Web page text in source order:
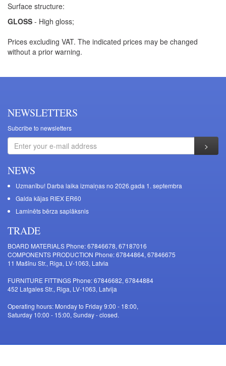
Surface structure:
GLOSS - High gloss;
Prices excluding VAT. The indicated prices may be changed
without a prior warning.
NEWSLETTERS
Subcribe to newsletters
NEWS
Uzmanību! Darba laika izmaiņas no 2026.gada 1. septembra
Galda kājas RIEX ER60
Laminēts bērza saplāksnis
TRADE
BOARD MATERIALS Phone: 67846678, 67187016
COMPONENTS PRODUCTION Phone: 67844864, 67846675
11 Mašīnu Str., Riga, LV-1063, Latvia
FURNITURE FITTINGS Phone: 67846682, 67844884
452 Latgales Str., Riga, LV-1063, Latvija
Operating hours: Monday to Friday 9:00 - 18:00,
Saturday 10:00 - 15:00, Sunday - closed.